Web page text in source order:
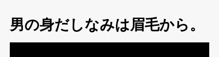
男の身だしなみは眉毛から。